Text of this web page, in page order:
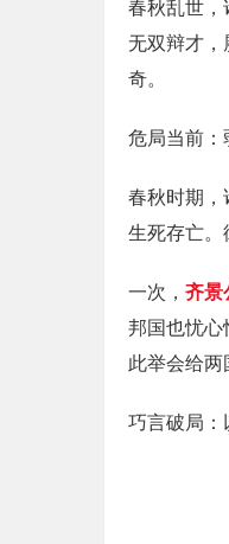
春秋乱世，
无双辩才，
奇。
危局当前：
春秋时期，
生死存亡。
一次，齐景
邦国也忧心
此举会给两
巧言破局：